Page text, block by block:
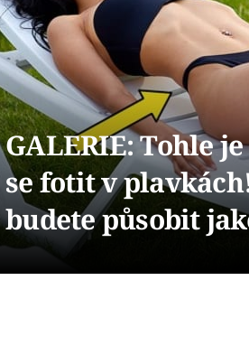
GALERIE: Tohle
se fotit v
budete působit